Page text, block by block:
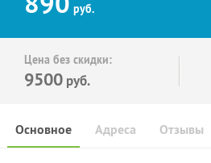
руб.
Цена без скидки:
9500 руб.
Основное Отзывы
Адреса